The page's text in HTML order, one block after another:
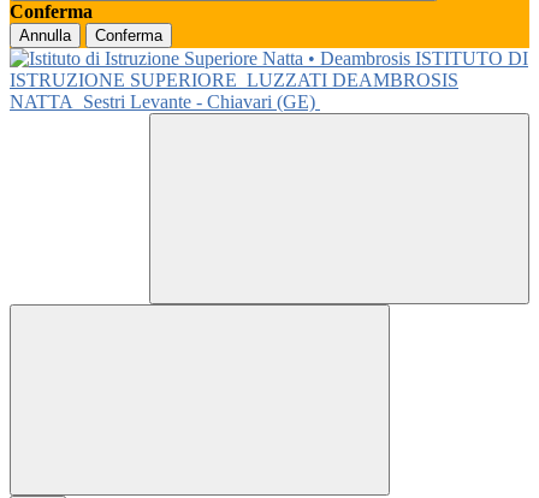
Conferma
Annulla Conferma
ISTITUTO DI
ISTRUZIONE SUPERIORE LUZZATI DEAMBROSIS
NATTA
Sestri Levante - Chiavari (GE)